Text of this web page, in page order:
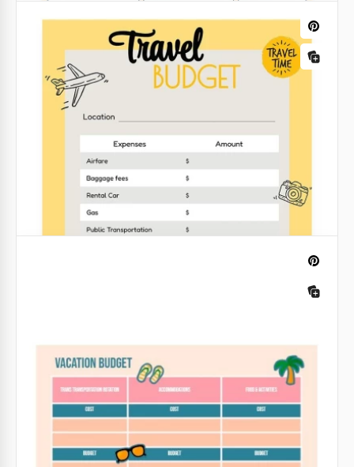
Orange
Apresentamos nosso Modelo de Orçamento de
Viagem de Negócios Laranja - uma ferramenta
contemporânea projetada para otimizar o
planejamento de viagens de negócios e o
acompanhamento financeiro.
preocupações financeiras usando nosso vibrante
modelo de orçamento de viagem Bright Travel.
Google Sheets